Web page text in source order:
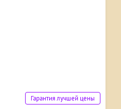
Гарантия лучшей цены